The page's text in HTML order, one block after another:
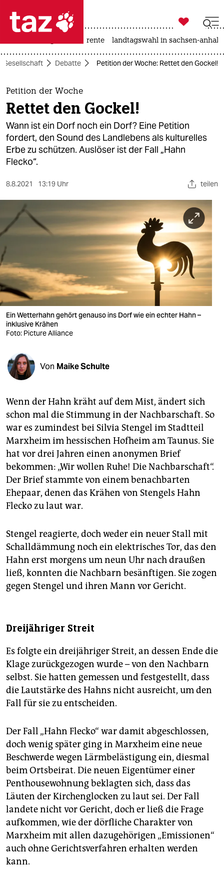
 taz zahl ich
taz zahl ich
themen
politik
öko
gesellschaft
kultur
sport
berlin
nord
wahrheit
verlag
verlag
veranstaltungen
shop
fragen & hilfe
abo
genossenschaft
epaper login

taz zahl ich
rente landtagswahl in sachsen-anhalt
Gesellschaft Debatte Petition der Woche: Rettet den Gockel!
Petition der Woche
Rettet den Gockel!
Wann ist ein Dorf noch ein Dorf? Eine Petition
fordert, den Sound des Landlebens als kulturelles
Erbe zu schützen. Auslöser ist der Fall „Hahn
Flecko“.
8.8.2021 13:19 Uhr teilen
Ein Wetterhahn gehört genauso ins Dorf wie ein echter Hahn –
inklusive Krähen
Foto: Picture Alliance
Von Maike Schulte
Wenn der Hahn kräht auf dem Mist, ändert sich
schon mal die Stimmung in der Nachbarschaft. So
war es zumindest bei Silvia Stengel im Stadtteil
Marxheim im hessischen Hofheim am Taunus. Sie
hat vor drei Jahren einen ano­nymen Brief
bekommen: „Wir wollen Ruhe! Die Nachbarschaft“.
Der Brief stammte von einem benachbarten
Ehepaar, denen das Krähen von Stengels Hahn
Flecko zu laut war.
Stengel reagierte, doch weder ein neuer Stall mit
Schalldämmung noch ein elektrisches Tor, das den
Hahn erst morgens um neun Uhr nach draußen
ließ, konnten die Nachbarn besänftigen. Sie zogen
gegen Stengel und ihren Mann vor Gericht.
Dreijähriger Streit
Es folgte ein dreijähriger Streit, an dessen Ende die
Klage zurückgezogen wurde – von den Nachbarn
selbst. Sie hatten gemessen und festgestellt, dass
die Lautstärke des Hahns nicht ausreicht, um den
Fall für sie zu entscheiden.
Der Fall „Hahn Flecko“ war damit abgeschlossen,
doch wenig später ging in Marxheim eine neue
Beschwerde wegen Lärmbelästigung ein, diesmal
beim Ortsbeirat. Die neuen Eigentümer einer
Penthousewohnung beklagten sich, dass das
Läuten der Kirchenglocken zu laut sei. Der Fall
landete nicht vor Gericht, doch er ließ die Frage
aufkommen, wie der dörfliche Charakter von
Marxheim mit allen dazugehörigen „Emissionen“
auch ohne Gerichtsverfahren erhalten werden
kann.